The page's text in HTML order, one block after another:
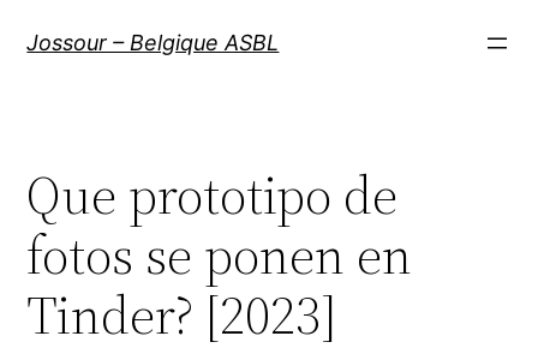
Jossour – Belgique ASBL
Que prototipo de
fotos se ponen en
Tinder? [2023]